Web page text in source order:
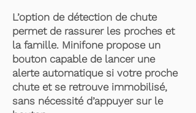
L’option de détection de chute
permet de rassurer les proches et
la famille. Minifone propose un
bouton capable de lancer une
alerte automatique si votre proche
chute et se retrouve immobilisé,
sans nécessité d’appuyer sur le